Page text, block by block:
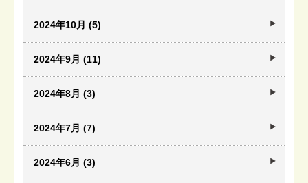
2024年10月 (5)
2024年9月 (11)
2024年8月 (3)
2024年7月 (7)
2024年6月 (3)